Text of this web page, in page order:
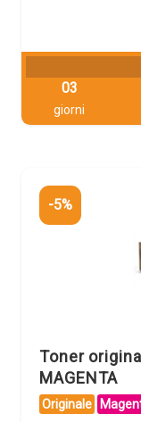
03
giorni
-5%
Toner
MAGENTA
Originale